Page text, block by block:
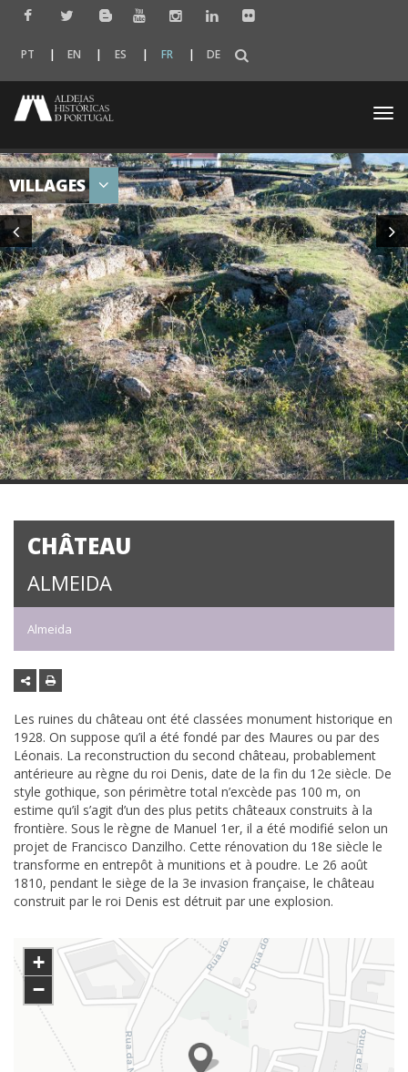
PT EN ES FR DE
VILLAGES
CHÂTEAU
ALMEIDA
Almeida
Les ruines du château ont été classées monument historique en
1928. On suppose qu’il a été fondé par des Maures ou par des
Léonais. La reconstruction du second château, probablement
antérieure au règne du roi Denis, date de la fin du 12e siècle. De
style gothique, son périmètre total n’excède pas 100 m, on
estime qu’il s’agit d’un des plus petits châteaux construits à la
frontière. Sous le règne de Manuel 1er, il a été modifié selon un
projet de Francisco Danzilho. Cette rénovation du 18e siècle le
transforme en entrepôt à munitions et à poudre. Le 26 août
1810, pendant le siège de la 3e invasion française, le château
construit par le roi Denis est détruit par une explosion.
+
−